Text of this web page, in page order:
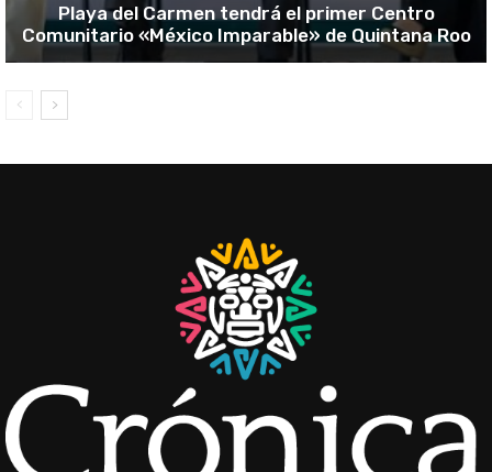
Playa del Carmen tendrá el primer Centro
Comunitario «México Imparable» de Quintana Roo